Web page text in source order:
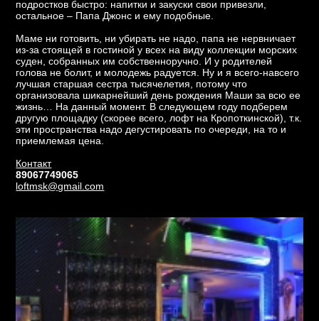
подростков быстро: напитки и закуски свои привезли,
остальное – Папа Джонс и ему подобные.
Маме ни готовить, ни убирать не надо, папа не нервничает
из-за стоящей в гостиной у всех на виду коллекции морских
суден, собранных им собственноручно. И у родителей
голова не болит, и молодежь радуется. Ну и я всего-навсего
лучшая старшая сестра тысячелетия, потому что
организовала шикарнейший день рождения Маши за всю ее
жизнь… На данный момент. В следующем году подберем
другую площадку (скорее всего, лофт на Кропоткинской), т.к.
эти пространства надо дегустировать по очереди, на то и
приемлемая цена.
Контакт
89067749065
loftmsk@gmail.com